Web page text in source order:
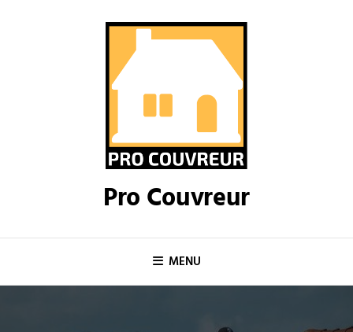
Pro Couvreur
MENU